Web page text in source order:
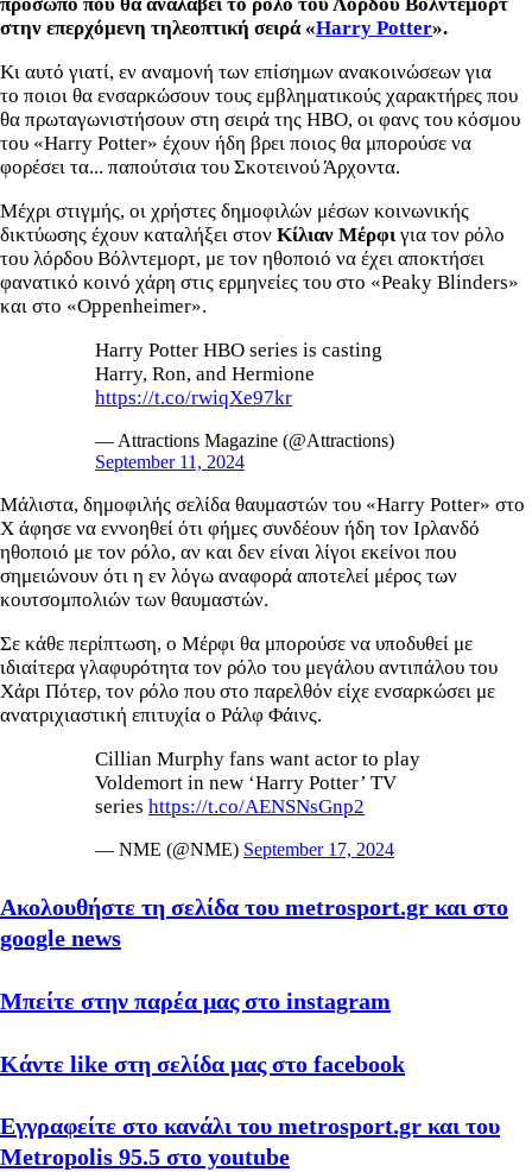
στην επερχόμενη τηλεοπτική σειρά «Harry Potter».
Κι αυτό γιατί, εν αναμονή των επίσημων ανακοινώσεων για
το ποιοι θα ενσαρκώσουν τους εμβληματικούς χαρακτήρες που
θα πρωταγωνιστήσουν στη σειρά της HBO, οι φανς του κόσμου
του «Harry Potter» έχουν ήδη βρει ποιος θα μπορούσε να
φορέσει τα... παπούτσια του Σκοτεινού Άρχοντα.
Μέχρι στιγμής, οι χρήστες δημοφιλών μέσων κοινωνικής
δικτύωσης έχουν καταλήξει στον Κίλιαν Μέρφιγια τον ρόλο
του λόρδου Βόλντεμορτ, με τον ηθοποιό να έχει αποκτήσει
φανατικό κοινό χάρη στις ερμηνείες του στο «Peaky Blinders»
και στο «Oppenheimer».
Harry Potter HBO series is casting
Harry, Ron, and Hermione
https://t.co/rwiqXe97kr
— Attractions Magazine (@Attractions)
September 11, 2024
Μάλιστα, δημοφιλής σελίδα θαυμαστών του «Harry Potter» στο
X άφησε να εννοηθεί ότι φήμες συνδέουν ήδη τον Ιρλανδό
ηθοποιό με τον ρόλο, αν και δεν είναι λίγοι εκείνοι που
σημειώνουν ότι η εν λόγω αναφορά αποτελεί μέρος των
κουτσομπολιών των θαυμαστών.
Σε κάθε περίπτωση, ο Μέρφι θα μπορούσε να υποδυθεί με
ιδιαίτερα γλαφυρότητα τον ρόλο του μεγάλου αντιπάλου του
Χάρι Πότερ, τον ρόλο που στο παρελθόν είχε ενσαρκώσει με
ανατριχιαστική επιτυχία ο Ράλφ Φάινς.
Cillian Murphy fans want actor to play
Voldemort in new ‘Harry Potter’ TV
series https://t.co/AENSNsGnp2
— NME (@NME) September 17, 2024
Ακολουθήστε τη σελίδα του metrosport.gr και στο
google news
Μπείτε στην παρέα μας στο instagram
Κάντε like στη σελίδα μας στο facebook
Εγγραφείτε στο κανάλι του metrosport.gr και του
Metropolis 95.5 στο youtube